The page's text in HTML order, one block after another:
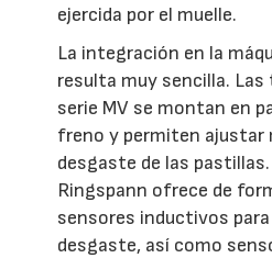
ejercida por el muelle.
La integración en la
resulta muy sencilla.
serie MV se montan en
freno y permiten ajustar
desgaste de las pastillas.
Ringspann ofrece de
sensores inductivos
desgaste, así como